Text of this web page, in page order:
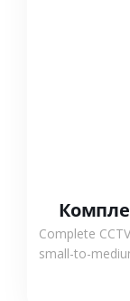
Complete
small-to-